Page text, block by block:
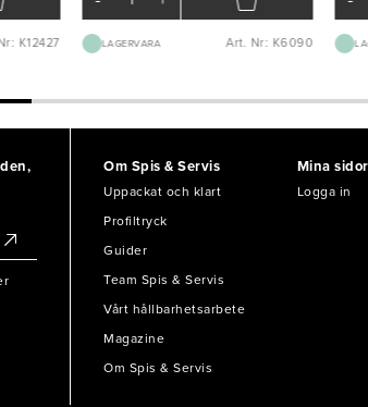
K12427 LAGERVARA Art. Nr: K6090
Om Spis & Servis
Uppackat och klart
Profiltryck
Guider
Team Spis & Servis
Vårt hållbarhetsarbete
Magazine
Om Spis & Servis
Mina sidor
Logga in